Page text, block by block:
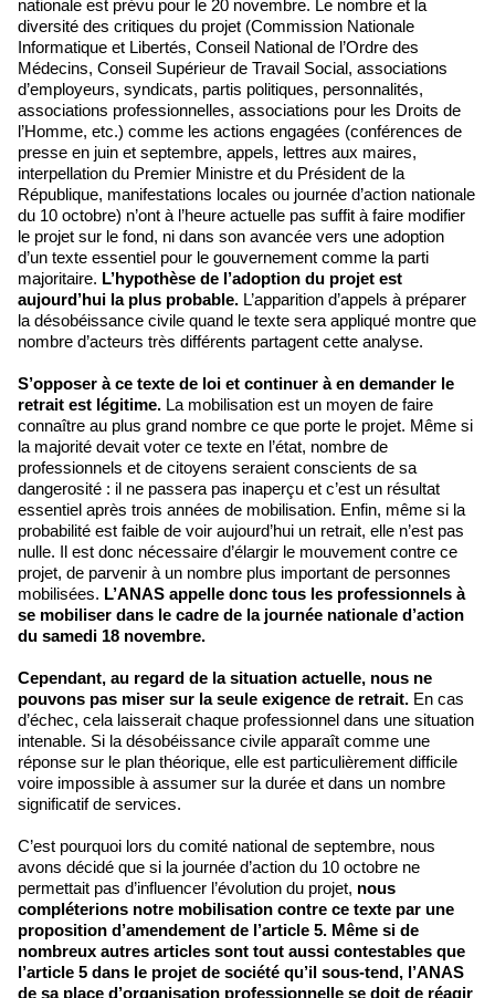
nationale est prévu pour le 20 novembre. Le nombre et la
diversité des critiques du projet (Commission Nationale
Informatique et Libertés, Conseil National de l’Ordre des
Médecins, Conseil Supérieur de Travail Social, associations
d’employeurs, syndicats, partis politiques, personnalités,
associations professionnelles, associations pour les Droits de
l’Homme, etc.) comme les actions engagées (conférences de
presse en juin et septembre, appels, lettres aux maires,
interpellation du Premier Ministre et du Président de la
République, manifestations locales ou journée d’action nationale
du 10 octobre) n’ont à l’heure actuelle pas suffit à faire modifier
le projet sur le fond, ni dans son avancée vers une adoption
d’un texte essentiel pour le gouvernement comme la parti
majoritaire. L’hypothèse de l’adoption du projet est
aujourd’hui la plus probable. L’apparition d’appels à préparer
la désobéissance civile quand le texte sera appliqué montre que
nombre d’acteurs très différents partagent cette analyse.
S’opposer à ce texte de loi et continuer à en demander le
retrait est légitime. La mobilisation est un moyen de faire
connaître au plus grand nombre ce que porte le projet. Même si
la majorité devait voter ce texte en l’état, nombre de
professionnels et de citoyens seraient conscients de sa
dangerosité : il ne passera pas inaperçu et c’est un résultat
essentiel après trois années de mobilisation. Enfin, même si la
probabilité est faible de voir aujourd’hui un retrait, elle n’est pas
nulle. Il est donc nécessaire d’élargir le mouvement contre ce
projet, de parvenir à un nombre plus important de personnes
mobilisées. L’ANAS appelle donc tous les professionnels à
se mobiliser dans le cadre de la journée nationale d’action
du samedi 18 novembre.
Cependant, au regard de la situation actuelle, nous ne
pouvons pas miser sur la seule exigence de retrait. En cas
d’échec, cela laisserait chaque professionnel dans une situation
intenable. Si la désobéissance civile apparaît comme une
réponse sur le plan théorique, elle est particulièrement difficile
voire impossible à assumer sur la durée et dans un nombre
significatif de services.
C’est pourquoi lors du comité national de septembre, nous
avons décidé que si la journée d’action du 10 octobre ne
permettait pas d’influencer l’évolution du projet, nous
compléterions notre mobilisation contre ce texte par une
proposition d’amendement de l’article 5. Même si de
nombreux autres articles sont tout aussi contestables que
l’article 5 dans le projet de société qu’il sous-tend, l’ANAS
de sa place d’organisation professionnelle se doit de réagir